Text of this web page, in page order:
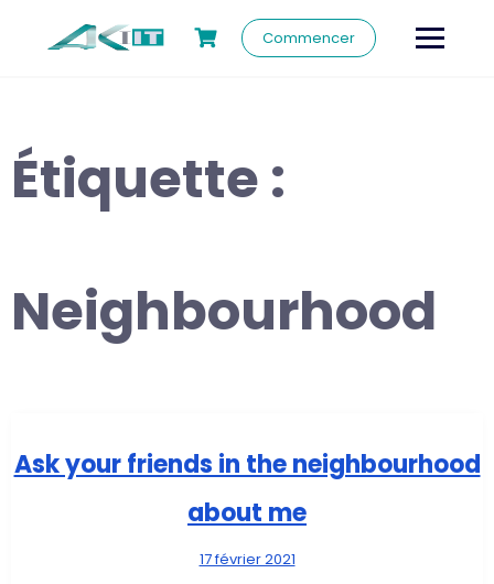
Commencer
Étiquette :
Neighbourhood
Ask your friends in the neighbourhood
about me
17 février 2021